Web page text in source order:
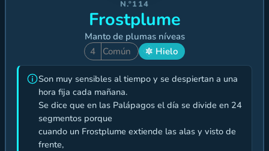
N.º114
Frostplume
Manto de plumas níveas
4
Común Hielo
Son muy sensibles al tiempo y se despiertan a una
hora fija cada mañana.
Se dice que en las Palápagos el día se divide en 24
segmentos porque
cuando un Frostplume extiende las alas y visto de
frente,